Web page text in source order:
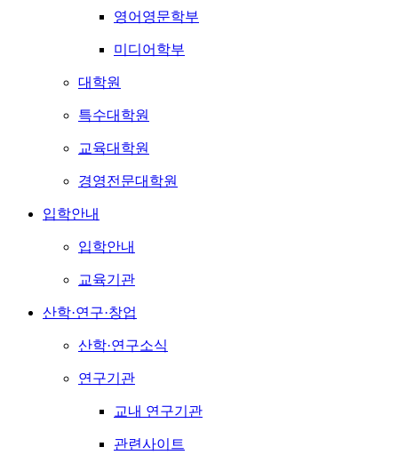
영어영문학부
미디어학부
대학원
특수대학원
교육대학원
경영전문대학원
입학안내
입학안내
교육기관
산학·연구·창업
산학·연구소식
연구기관
교내 연구기관
관련사이트